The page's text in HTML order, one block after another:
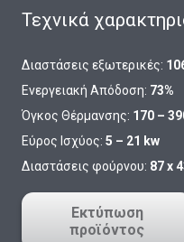
Τεχνικά
Διαστάσεις εξωτερικές:
Ενεργειακή Απόδοση: 73%
Όγκος Θέρμανσης: 170 –
Εύρος Ισχύος: 5 – 21 kw
Διαστάσεις φούρνου: 87 x
Εκτύπωση
προϊόντος